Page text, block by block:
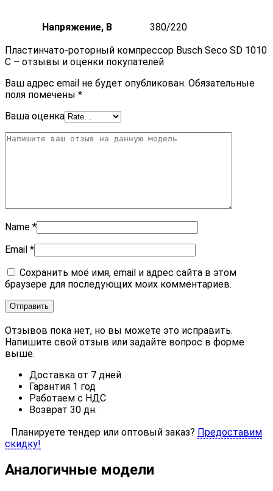
Напряжение, В
380/220
Пластинчато-роторный компрессор Busch Seco SD 1010
C – отзывы и оценки покупателей
Ваш адрес email не будет опубликован. Обязательные
поля помечены *
Ваша оценка
Name *
Email *
Сохранить моё имя, email и адрес сайта в этом
браузере для последующих моих комментариев.
Отзывов пока нет, но вы можете это исправить.
Напишите свой отзыв или задайте вопрос в форме
выше.
Доставка от 7 дней
Гарантия 1 год
Работаем с НДС
Возврат 30 дн.
Планируете тендер или оптовый заказ? Предоставим
скидку!
Аналогичные модели